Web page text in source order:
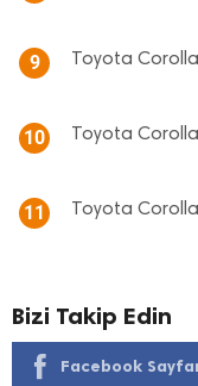
9 Toyota Corolla
10 Toyota Corolla
11 Toyota Corolla
Bizi Takip Edin
Facebook